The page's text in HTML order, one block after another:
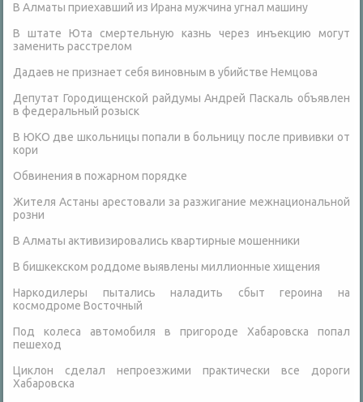
В Алматы приехавший из Ирана мужчина угнал машину
В штате Юта смертельную казнь через инъекцию могут
заменить расстрелом
Дадаев не признает себя виновным в убийстве Немцова
Депутат Городищенской райдумы Андрей Паскаль объявлен
в федеральный розыск
В ЮКО две школьницы попали в больницу после прививки от
кори
Обвинения в пожарном порядке
Жителя Астаны арестовали за разжигание межнациональной
розни
В Алматы активизировались квартирные мошенники
В бишкекском роддоме выявлены миллионные хищения
Наркодилеры пытались наладить сбыт героина на
космодроме Восточный
Под колеса автомобиля в пригороде Хабаровска попал
пешеход
Циклон сделал непроезжими практически все дороги
Хабаровска